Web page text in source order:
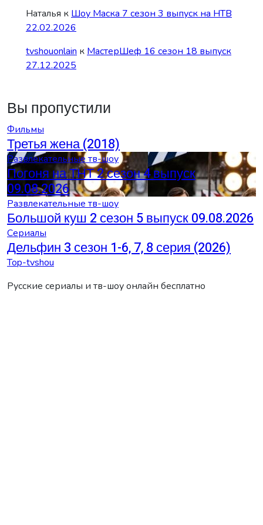
Наталья к Шоу Маска 7 сезон 3 выпуск на НТВ
22.02.2026
tvshouonlain к МастерШеф 16 сезон 18 выпуск
27.12.2025
Вы пропустили
Фильмы
Третья жена (2018)
Развлекательные тв-шоу
Погоня на ТНТ 2 сезон 4 выпуск
09.08.2026
Развлекательные тв-шоу
Большой куш 2 сезон 5 выпуск 09.08.2026
Сериалы
Дельфин 3 сезон 1-6, 7, 8 серия (2026)
Top-tvshou
Русские сериалы и тв-шоу онлайн бесплатно